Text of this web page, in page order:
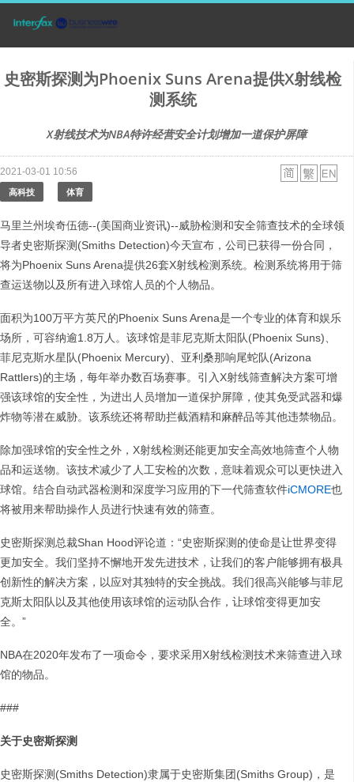
史密斯探测为Phoenix Suns Arena提供X射线检
测系统
X射线技术为NBA特许经营安全计划增加一道保护屏障
2021-03-01 10:56
高科技 体育
马里兰州埃奇伍德--(美国商业资讯)--威胁检测和安全筛查技术的全球领
导者史密斯探测(Smiths Detection)今天宣布，公司已获得一份合同，
将为Phoenix Suns Arena提供26套X射线检测系统。检测系统将用于筛
查运送物以及所有进入球馆人员的个人物品。
面积为100万平方英尺的Phoenix Suns Arena是一个专业的体育和娱乐
场所，可容纳逾1.8万人。该球馆是菲尼克斯太阳队(Phoenix Suns)、
菲尼克斯水星队(Phoenix Mercury)、亚利桑那响尾蛇队(Arizona
Rattlers)的主场，每年举办数百场赛事。引入X射线筛查解决方案可增
强该球馆的安全性，为进出人员增加一道保护屏障，使其免受武器和爆
炸物等潜在威胁。该系统还将帮助拦截酒精和麻醉品等其他违禁物品。
除加强球馆的安全性之外，X射线检测还能更加安全高效地筛查个人物
品和运送物。该技术减少了人工安检的次数，意味着观众可以更快进入
球馆。结合自动武器检测和深度学习应用的下一代筛查软件iCMORE也
将被用来帮助操作人员进行快速有效的筛查。
史密斯探测总裁Shan Hood评论道：“史密斯探测的使命是让世界变得
更加安全。我们坚持不懈地开发先进技术，让我们的客户能够拥有极具
创新性的解决方案，以应对其独特的安全挑战。我们很高兴能够与菲尼
克斯太阳队以及其他使用该球馆的运动队合作，让球馆变得更加安
全。”
NBA在2020年发布了一项命令，要求采用X射线检测技术来筛查进入球
馆的物品。
###
关于史密斯探测
史密斯探测(Smiths Detection)隶属于史密斯集团(Smiths Group)，是